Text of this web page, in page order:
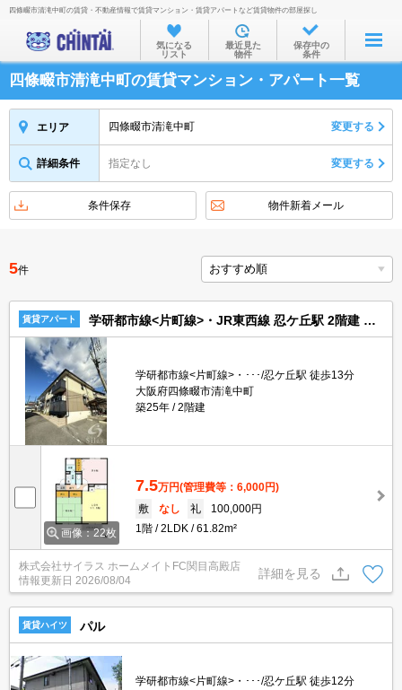
お部屋を探す
沿線・駅から
住所から
家賃相場から
物件特集から
不動産会社から
TOP
四條畷市清滝中町の賃貸・不動産情報で賃貸マンション・賃貸アパートなど賃貸物件の部屋探し
気になる
リスト
最近見た
物件
保存中の
条件
四條畷市清滝中町の賃貸マンション・アパート一覧
エリア 四條畷市清滝中町 変更する
詳細条件 指定なし 変更する
条件保存 物件新着メール
5件
賃貸アパート 学研都市線<片町線>・JR東西線 忍ケ丘駅 2階建 築25年
学研都市線<片町線>・･･･/忍ケ丘駅 徒歩13分
大阪府四條畷市清滝中町
築25年
2階建
画像：22枚
7.5万円(管理費等：6,000円)
敷
なし 礼
100,000円
1階
2LDK 61.82m²
株式会社サイラス ホームメイトFC関目高殿店
情報更新日 2026/08/04
詳細を見る
賃貸ハイツ パル
学研都市線<片町線>・･･･/忍ケ丘駅 徒歩12分